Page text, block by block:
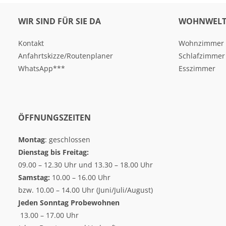
WIR SIND FÜR SIE DA
Kontakt
Anfahrtskizze/Routenplaner
WhatsApp***
Wohnzimmer
Schlafzimmer
Esszimmer
ÖFFNUNGSZEITEN
Montag: geschlossen
Dienstag bis Freitag:
09.00 – 12.30 Uhr und 13.30 – 18.00 Uhr
Samstag: 10.00 – 16.00 Uhr
bzw. 10.00 – 14.00 Uhr (Juni/Juli/August)
Jeden Sonntag Probewohnen
13.00 – 17.00 Uhr